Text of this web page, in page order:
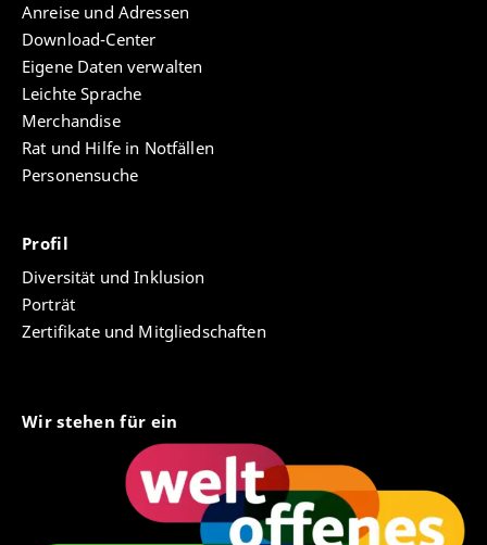
Anreise und Adressen
Download-Center
Eigene Daten verwalten
Leichte Sprache
Merchandise
Rat und Hilfe in Notfällen
Personensuche
Profil
Diversität und Inklusion
Porträt
Zertifikate und Mitgliedschaften
Wir stehen für ein